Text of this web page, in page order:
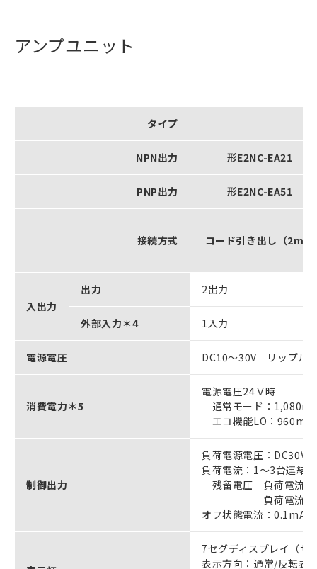
アンプユニット
タイプ
NPN出力 形E2NC-EA21
PNP出力 形E2NC-EA51
接続方式 コード引き出し（2m）
入出力
出力 2出力
外部入力＊4 1入力
電源電圧 DC10～30V リップル
消費電力＊5
電源電圧24Ｖ時
通常モード：
エコ機能LO：
制御出力
負荷電源電圧：DC30V
負荷電流：1～3台連結
残留電圧 負荷電流
負荷電流10～
オフ状態電流：0.1mA
7セグディスプレイ（サ
表示方向：通常/反転表